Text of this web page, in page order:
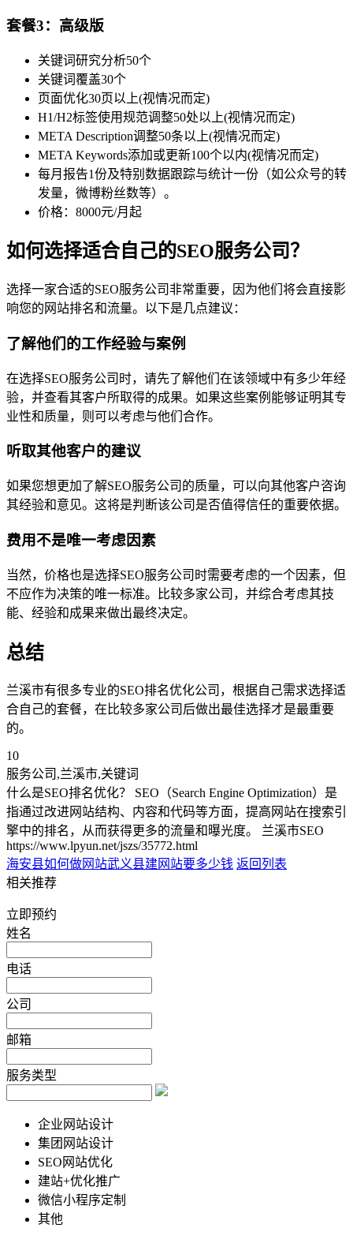
套餐3：高级版
关键词研究分析50个
关键词覆盖30个
页面优化30页以上(视情况而定)
H1/H2标签使用规范调整50处以上(视情况而定)
META Description调整50条以上(视情况而定)
META Keywords添加或更新100个以内(视情况而定)
每月报告1份及特别数据跟踪与统计一份（如公众号的转
发量，微博粉丝数等）。
价格：8000元/月起
如何选择适合自己的SEO服务公司？
选择一家合适的SEO服务公司非常重要，因为他们将会直接影
响您的网站排名和流量。以下是几点建议：
了解他们的工作经验与案例
在选择SEO服务公司时，请先了解他们在该领域中有多少年经
验，并查看其客户所取得的成果。如果这些案例能够证明其专
业性和质量，则可以考虑与他们合作。
听取其他客户的建议
如果您想更加了解SEO服务公司的质量，可以向其他客户咨询
其经验和意见。这将是判断该公司是否值得信任的重要依据。
费用不是唯一考虑因素
当然，价格也是选择SEO服务公司时需要考虑的一个因素，但
不应作为决策的唯一标准。比较多家公司，并综合考虑其技
能、经验和成果来做出最终决定。
总结
兰溪市有很多专业的SEO排名优化公司，根据自己需求选择适
合自己的套餐，在比较多家公司后做出最佳选择才是最重要
的。
10
服务公司,兰溪市,关键词
什么是SEO排名优化？ SEO（Search Engine Optimization）是
指通过改进网站结构、内容和代码等方面，提高网站在搜索引
擎中的排名，从而获得更多的流量和曝光度。 兰溪市SEO
https://www.lpyun.net/jszs/35772.html
海安县如何做网站武义县建网站要多少钱 返回列表
相关推荐
立即预约
姓名
电话
公司
邮箱
服务类型
企业网站设计
集团网站设计
SEO网站优化
建站+优化推广
微信小程序定制
其他